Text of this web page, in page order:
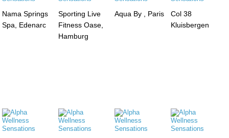
Nama Springs
Spa, Edenarc
Sporting Live
Fitness Oase,
Hamburg
Aqua By , Paris
Col 38
Kluisbergen